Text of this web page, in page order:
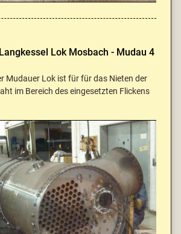
Lok Mosbach - Mudau 4
Mudauer Lok ist für für das Nieten der
im Bereich des eingesetzten Flickens